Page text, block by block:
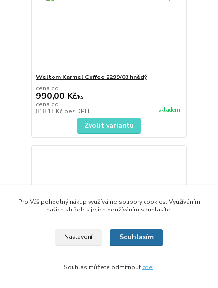
Weltom Karmel Coffee 2299/03 hnědý
cena od
990,00 Kč/ks
cena od
818,18 Kč bez DPH skladem
Zvolit variantu
Pro Váš pohodlný nákup využíváme soubory cookies. Využíváním
našich služeb s jejich používáním souhlasíte.
Nastavení Souhlasím
Souhlas můžete odmítnout zde.